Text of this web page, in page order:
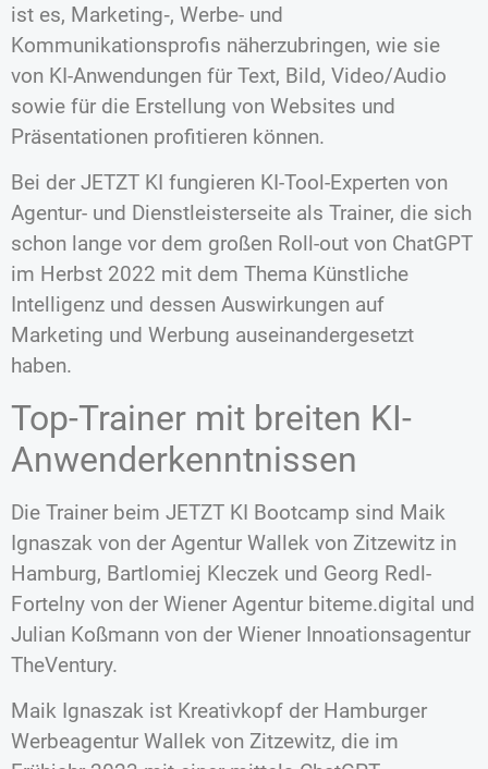
ist es, Marketing‑, Werbe- und
Kommunikationsprofis näherzubringen, wie sie
von KI-Anwendungen für Text, Bild, Video/Audio
sowie für die Erstellung von Websites und
Präsentationen profitieren können.
Bei der JETZT KI fungieren KI-Tool-Experten von
Agentur- und Dienstleisterseite als Trainer, die sich
schon lange vor dem großen Roll-out von ChatGPT
im Herbst 2022 mit dem Thema Künstliche
Intelligenz und dessen Auswirkungen auf
Marketing und Werbung auseinandergesetzt
haben.
Top-Trainer mit breiten KI-
Anwenderkenntnissen
Die Trainer beim JETZT KI Bootcamp sind Maik
Ignaszak von der Agentur Wallek von Zitzewitz in
Hamburg, Bartlomiej Kleczek und Georg Redl-
Fortelny von der Wiener Agentur biteme.digital und
Julian Koßmann von der Wiener Innoationsagentur
TheVentury.
Maik Ignaszak ist Kreativkopf der Hamburger
Werbeagentur Wallek von Zitzewitz, die im